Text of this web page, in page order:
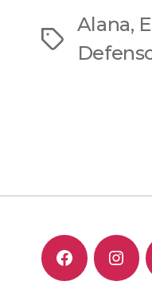
Tags
Alana,
F I